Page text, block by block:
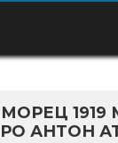
1919
АНТОН